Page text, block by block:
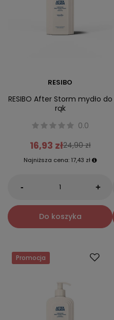
RESIBO
RESIBO After Storm mydło do
rąk
0.0
16,93 zł24,90 zł
Najniższa cena: 17,43 zł
- +
Do koszyka
Promocja